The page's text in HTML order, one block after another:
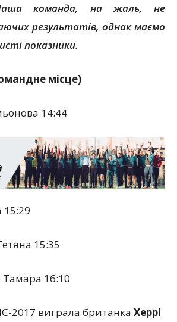
команда, на жаль, не
результатів, однак маємо
показники.
місце)
14:44
15:29
15:35
Тамара 16:10
2017 виграла британка Херрі